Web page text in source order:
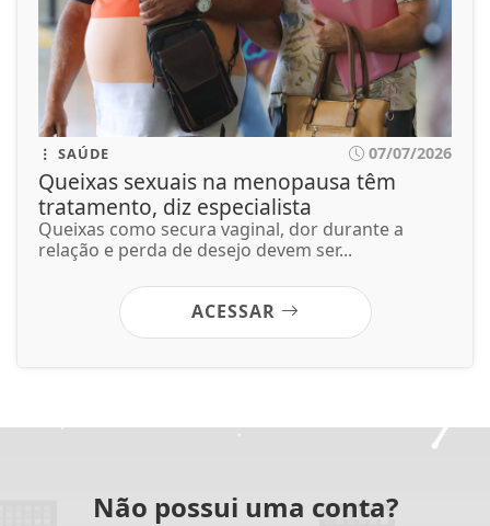
SAÚDE 07/07/2026
Queixas sexuais na menopausa têm
tratamento, diz especialista
Queixas como secura vaginal, dor durante a
relação e perda de desejo devem ser...
ACESSAR
Não possui uma conta?